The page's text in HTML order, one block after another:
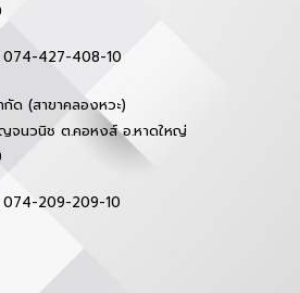
074-427-408-10
ด (สาขาคลองหวะ)
จนวนิช ต.คอหงส์ อ.หาดใหญ่
074-209-209-10